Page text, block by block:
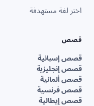
اختر لغة مستهدفة
قصص
قصص إسبانية
قصص إنجليزية
قصص ألمانية
قصص فرنسية
قصص إيطالية